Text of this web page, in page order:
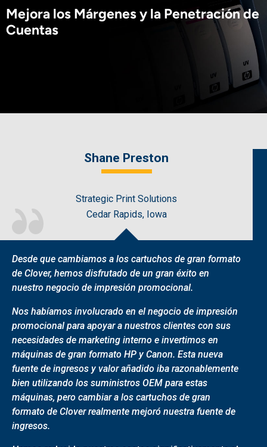
Mejora los Márgenes y la Penetración de
Cuentas
Shane Preston
Strategic Print Solutions
Cedar Rapids, Iowa
Desde que cambiamos a los cartuchos de gran formato
de Clover, hemos disfrutado de un gran éxito en
nuestro negocio de impresión promocional.
Nos habíamos involucrado en el negocio de impresión
promocional para apoyar a nuestros clientes con sus
necesidades de marketing interno e invertimos en
máquinas de gran formato HP y Canon. Esta nueva
fuente de ingresos y valor añadido iba razonablemente
bien utilizando los suministros OEM para estas
máquinas, pero cambiar a los cartuchos de gran
formato de Clover realmente mejoró nuestra fuente de
ingresos.